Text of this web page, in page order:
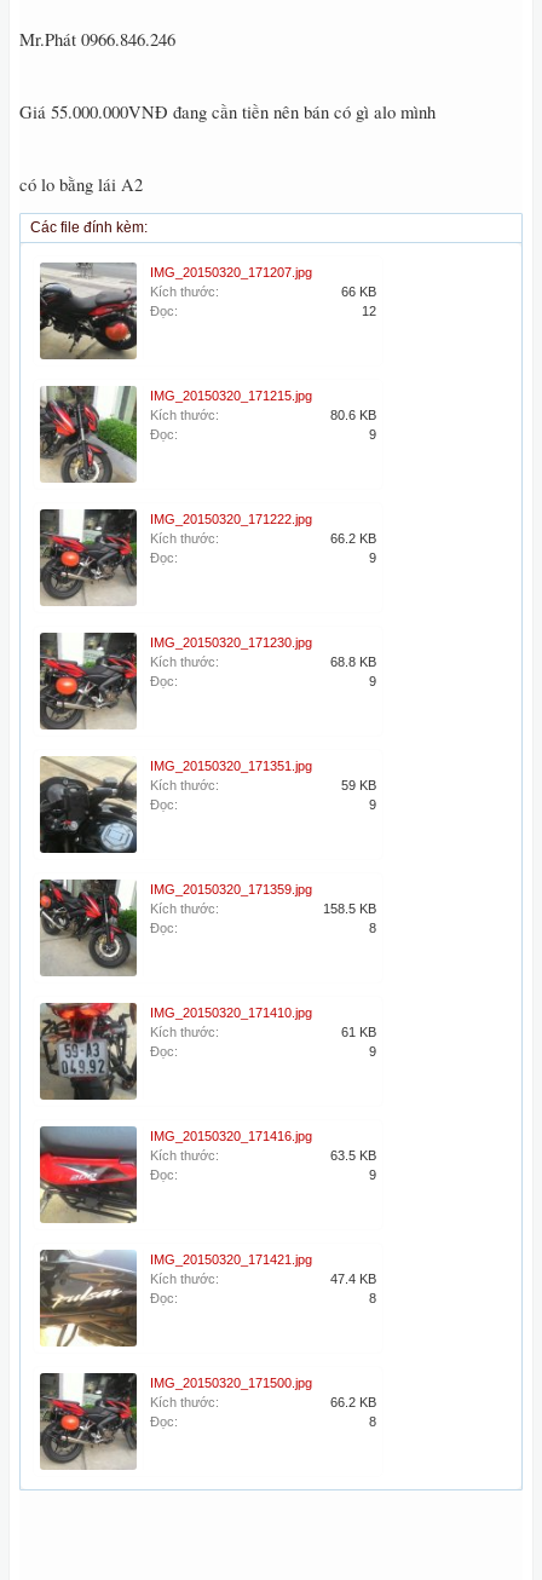
Mr.Phát 0966.846.246
Giá 55.000.000VNĐ đang cần tiền nên bán có gì alo mình
có lo bằng lái A2
Các file đính kèm:
IMG_20150320_171207.jpg
Kích thước:
66 KB
Đọc:
12
IMG_20150320_171215.jpg
Kích thước:
80.6 KB
Đọc:
9
IMG_20150320_171222.jpg
Kích thước:
66.2 KB
Đọc:
9
IMG_20150320_171230.jpg
Kích thước:
68.8 KB
Đọc:
9
IMG_20150320_171351.jpg
Kích thước:
59 KB
Đọc:
9
IMG_20150320_171359.jpg
Kích thước:
158.5 KB
Đọc:
8
IMG_20150320_171410.jpg
Kích thước:
61 KB
Đọc:
9
IMG_20150320_171416.jpg
Kích thước:
63.5 KB
Đọc:
9
IMG_20150320_171421.jpg
Kích thước:
47.4 KB
Đọc:
8
IMG_20150320_171500.jpg
Kích thước:
66.2 KB
Đọc:
8